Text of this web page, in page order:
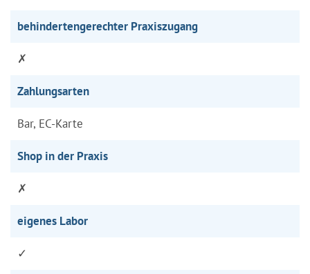
behindertengerechter Praxiszugang
✗
Zahlungsarten
Bar, EC-Karte
Shop in der Praxis
✗
eigenes Labor
✓